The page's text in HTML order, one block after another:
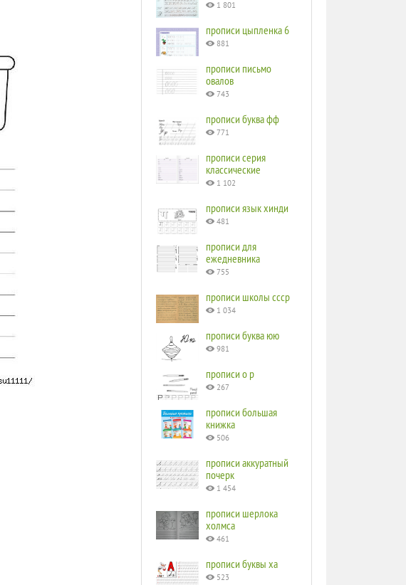
1 801
прописи цыпленка 6
881
прописи письмо
овалов
743
прописи буква фф
771
прописи серия
классические
1 102
прописи язык хинди
481
прописи для
ежедневника
755
прописи школы ссср
1 034
прописи буква юю
981
прописи o p
267
прописи большая
книжка
506
прописи аккуратный
почерк
1 454
прописи шерлока
холмса
461
прописи буквы ха
523